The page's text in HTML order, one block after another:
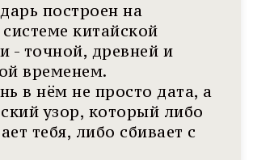
построен на
китайской
- точной, древней и
временем.
в нём не просто дата, а
узор, который либо
тебя, либо сбивает с